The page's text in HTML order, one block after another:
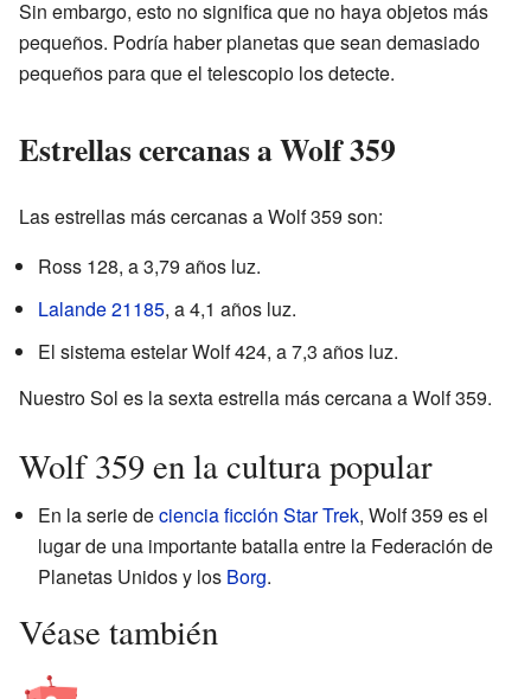
Sin embargo, esto no significa que no haya objetos más
pequeños. Podría haber planetas que sean demasiado
pequeños para que el telescopio los detecte.
Estrellas cercanas a Wolf 359
Las estrellas más cercanas a Wolf 359 son:
Ross 128, a 3,79 años luz.
Lalande 21185, a 4,1 años luz.
El sistema estelar Wolf 424, a 7,3 años luz.
Nuestro Sol es la sexta estrella más cercana a Wolf 359.
Wolf 359 en la cultura popular
En la serie deciencia ficción Star Trek, Wolf 359 es el
lugar de una importante batalla entre la Federación de
Planetas Unidos y los Borg.
Véase también